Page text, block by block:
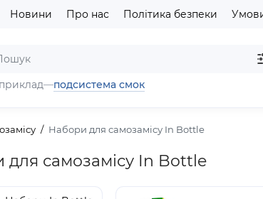
Новини Про нас Політика безпеки
—подсистема смок
Набори для самозамісу In Bottle
для самозамісу In Bottle